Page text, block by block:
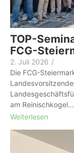
TOP-
FCG-
2. Juli 2026 /
Die FCG-
am Reinischkogel...
Weiterlesen